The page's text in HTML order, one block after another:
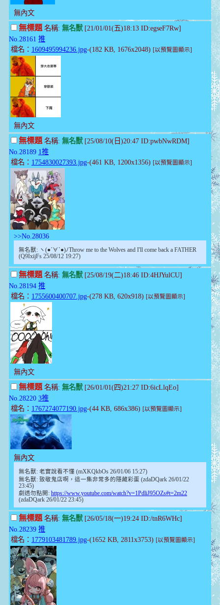
無內文
無標題名稱: 無名獸[21/01/01(五)18:13 ID:egseF7Rw]
No.28161 推
檔名： 1609495994236.jpg-(182 KB, 1676x2048) [以預覽圖顯示]
無內文
無標題名稱: 無名獸[25/08/10(日)20:47 ID:pwbNwRDM]
No.28189 1推
檔名： 1754830027393.jpg-(461 KB, 1200x1356) [以預覽圖顯示]
>>No.28036
無名獸: ヽ(●´∀`●)ﾉThrow me to the Wolves and I'll come back a FATHER
(Q9IxijFs 25/08/12 19:27)
無標題名稱: 無名獸[25/08/19(二)18:46 ID:4HJYulCU]
No.28194 推
檔名： 1755600400707.jpg-(278 KB, 620x918) [以預覽圖顯示]
無內文
無標題名稱: 無名獸[26/01/01(四)21:27 ID:6icLlqEo]
No.28220 3推
檔名： 1767274077190.jpg-(44 KB, 686x386) [以預覽圖顯示]
無內文
無名獸: 老實說看不懂 (mXKQkbOs 26/01/06 15:27)
無名獸: 致敬鬼店啊，這一集非常多的隱藏彩蛋 (zdaDQark 26/01/22
23:45)
劇透勿點開: https://www.youtube.com/watch?v=1PdliJ95OZs#t=2m22
(zdaDQark 26/01/22 23:45)
無標題名稱: 無名獸[26/05/18(一)19:24 ID:/tnR6WHc]
No.28239 推
檔名： 1779103481789.jpg-(1652 KB, 2811x3753) [以預覽圖顯示]